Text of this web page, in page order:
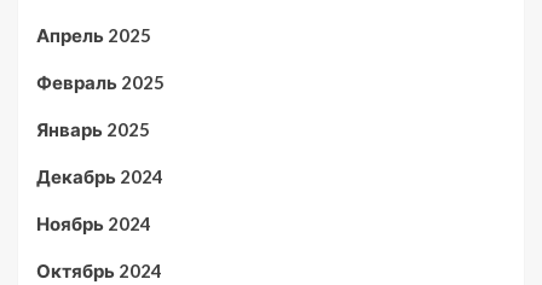
Апрель 2025
Февраль 2025
Январь 2025
Декабрь 2024
Ноябрь 2024
Октябрь 2024